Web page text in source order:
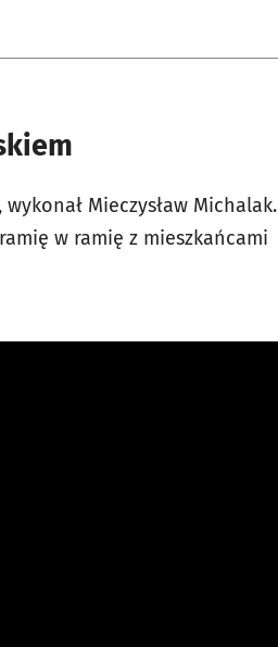
Mieczysław Michalak.
w ramię z mieszkańcami